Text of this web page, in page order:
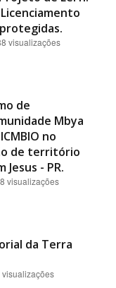
visualizações
de
Mbya
no
de território
Jesus - PR.
visualizações
da Terra
visualizações